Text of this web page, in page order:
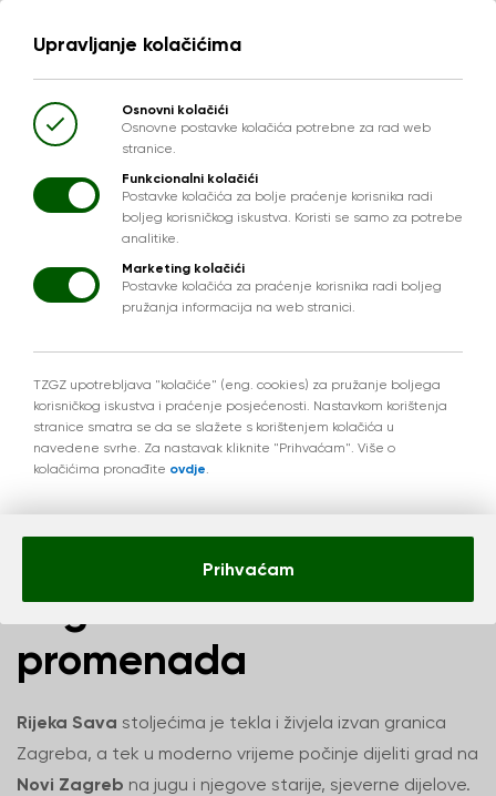
Rijeka Sava – Zelena
zagrebačka
promenada
Rijeka Sava stoljećima je tekla i živjela izvan granica
Zagreba, a tek u moderno vrijeme počinje dijeliti grad na
Novi Zagreb na jugu i njegove starije, sjeverne dijelove.
Upravljanje kolačićima
Osnovni kolačići
Osnovne postavke kolačića potrebne za rad web
stranice.
Funkcionalni kolačići
Postavke kolačića za bolje praćenje korisnika radi
boljeg korisničkog iskustva. Koristi se samo za potrebe
analitike.
Marketing kolačići
Postavke kolačića za praćenje korisnika radi boljeg
pružanja informacija na web stranici.
TZGZ upotrebljava "kolačiće" (eng. cookies) za pružanje boljega
korisničkog iskustva i praćenje posjećenosti. Nastavkom korištenja
stranice smatra se da se slažete s korištenjem kolačića u
navedene svrhe. Za nastavak kliknite "Prihvaćam". Više o
kolačićima pronađite ovdje.
Prihvaćam